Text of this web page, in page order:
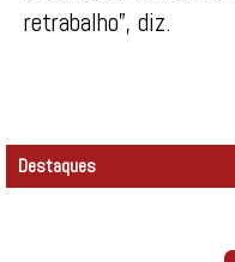
retrabalho”, diz.
Destaques